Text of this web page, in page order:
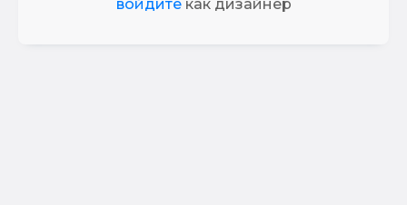
войдитекак дизайнер